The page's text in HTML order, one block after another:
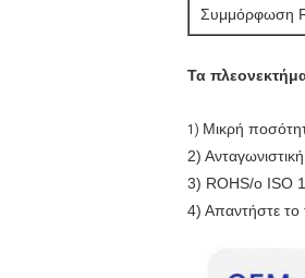
Συμμόρφωση
Τα
1) Μικρή
2)
3) ROHS/ο ISO
4) Απαντήστε το